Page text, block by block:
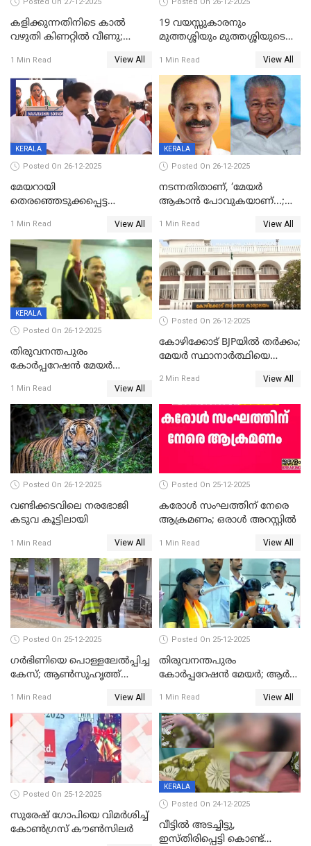
Posted On 27-12-2025
കളിക്കുന്നതിനിടെ കാൽ
വഴുതി കിണറ്റിൽ വീണു;
ദാരുണാന്ത്യം
1 Min Read View All
Posted On 26-12-2025
19 വയസ്സുകാരനും
മുത്തശ്ശിയും മുത്തശ്ശിയുടെ
മരിച്ചനിലയിൽ
1 Min Read View All
KERALA
Posted On 26-12-2025
മേയറായി
തെരഞ്ഞെടുക്കപ്പെട്ട
ആദ്യ വോട്ട് അസാധു; കണ്ണൂർ
ഡെപ്യൂട്ടി മേയർ സ്ഥാനത്ത്
താഹിറിന് വിജയം
1 Min Read View All
KERALA
Posted On 26-12-2025
നടന്നതിതാണ്, ‘മേയർ
ആകാൻ പോവുകയാണ്...;
മുഖ്യമന്ത്രിയുടെ ഓഫീസ്
തന്നെ വിശദീകരിയ്ക്കുന്നു;
സത്യമിതാണ്
1 Min Read View All
KERALA
Posted On 26-12-2025
തിരുവനന്തപുരം
കോര്‍പ്പറേഷന്‍ മേയര്‍
ഹൈക്കോടതിയിലേക്ക്;
സത്യപ്രതിജ്ഞ ചടങ്ങില്‍
ചട്ടലംഘനമെന്ന് പാർട്ടി
1 Min Read View All
Posted On 26-12-2025
കോഴിക്കോട് BJPയിൽ തർക്കം;
മേയർ സ്ഥാനാർത്ഥിയെ
2 Min Read View All
Posted On 26-12-2025
വണ്ടിക്കടവിലെ നരഭോജി
കടുവ കൂട്ടിലായി
1 Min Read View All
Posted On 25-12-2025
കരോള്‍ സംഘത്തിന് നേരെ
ആക്രമണം; ഒരാള്‍ അറസ്റ്റില്‍
1 Min Read View All
Posted On 25-12-2025
ഗര്‍ഭിണിയെ പൊള്ളലേല്‍പ്പിച്ച
കേസ്; ആണ്‍സുഹൃത്ത്
1 Min Read View All
Posted On 25-12-2025
തിരുവനന്തപുരം
കോര്‍പ്പറേഷന്‍ മേയർ; ആര്‍
1 Min Read View All
Posted On 25-12-2025
സുരേഷ് ഗോപിയെ വിമര്‍ശിച്ച്
കോണ്‍ഗ്രസ് കൗണ്‍സിലര്‍
KERALA
Posted On 24-12-2025
വീട്ടിൽ അടച്ചിട്ടു,
ഇസ്തിരിപ്പെട്ടി കൊണ്ട്